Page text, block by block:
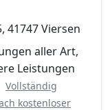
41747 Viersen
aller Art,
Leistungen
Vollständig
kostenloser